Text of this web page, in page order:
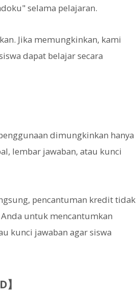
selama pelajaran.
Jika memungkinkan, kami
dapat belajar secara
dimungkinkan hanya
lembar jawaban, atau kunci
pencantuman kredit tidak
untuk mencantumkan
kunci jawaban agar siswa